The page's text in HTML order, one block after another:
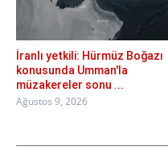
İranlı yetkili: Hürmüz Boğazı
konusunda Umman'la
müzakereler sonu ...
Ağustos 9, 2026